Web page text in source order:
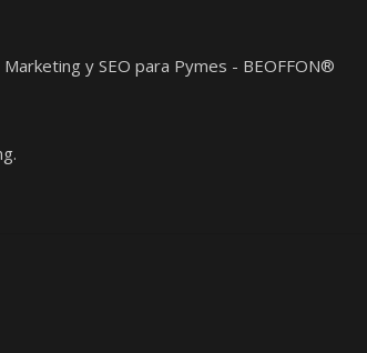
y SEO para Pymes - BEOFFON®